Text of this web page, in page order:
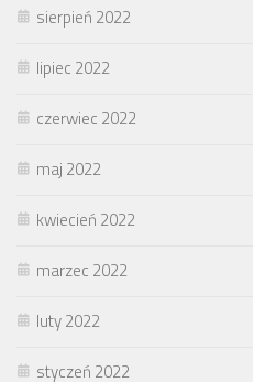
sierpień 2022
lipiec 2022
czerwiec 2022
maj 2022
kwiecień 2022
marzec 2022
luty 2022
styczeń 2022